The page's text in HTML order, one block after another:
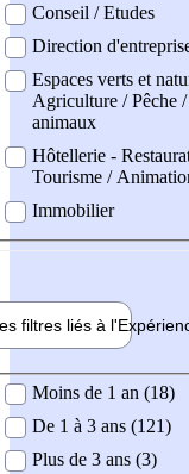
Conseil / Etudes
Direction
Espaces verts et
Agriculture / Pêche
animaux
Hôtellerie -
Tourisme /
Immobilier
filtres liés à l'
demandée
Moins de 1 an (18)
De 1 à 3 ans (121)
Plus de 3 ans (3)